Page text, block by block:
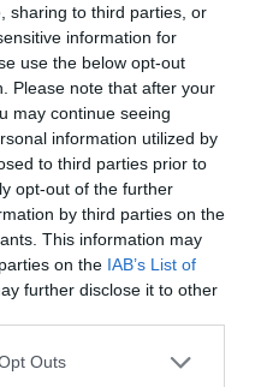
sharing to third parties, or
information for
use the below opt-out
Please note that after your
may continue seeing
information utilized by
to third parties prior to
opt-out of the further
by third parties on the
This information may
on the IAB’s List of
further disclose it to other
uses one or more Google
Outs
τη ρητορική. Ο
Δημοκρατικός για
Μίσιγκαν, δήλωσε ότι
με λόγια και όχι
το ουσιαστικό της
Κερκ «άσκησε το
του λόγου όταν
στη Γιούτα.
βία στην Αμερική».
τη